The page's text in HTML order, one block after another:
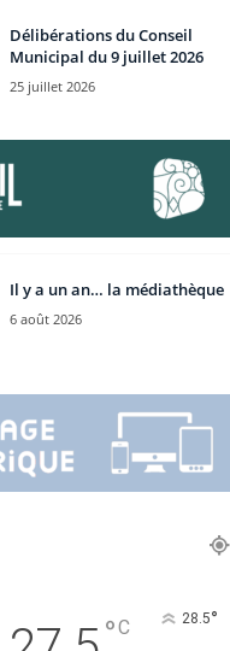
Délibérations du Conseil
Municipal du 9 juillet 2026
25 juillet 2026
Il y a un an… la médiathèque
6 août 2026
°C 28.5°